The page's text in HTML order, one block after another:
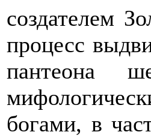
создателем
процесс
пантеона
богами, в